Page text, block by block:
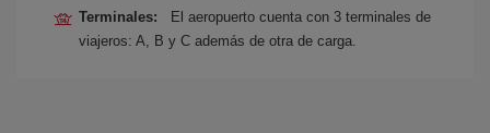
Terminales:
El aeropuerto cuenta con 3 terminales de
viajeros: A, B y C además de otra de carga.